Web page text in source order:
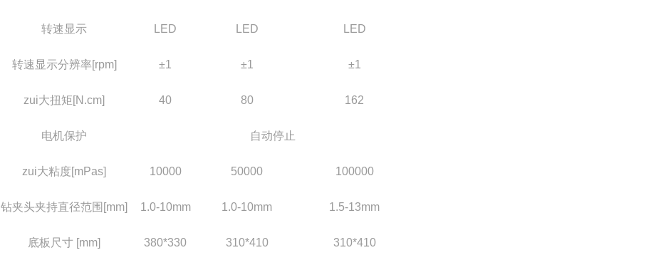
转速显示 LED LED LED
转速显示分辨率[rpm] ±1 ±1 ±1
zui大扭矩[N.cm] 40 80 162
电机保护 自动停止
zui大粘度[mPas] 1 0000 50000 100000
钻夹头夹持直径范围[mm] 1.0-10mm 1.0-10mm 1.5-13mm
底板 尺寸 [mm] 380*330 310*410 310*410